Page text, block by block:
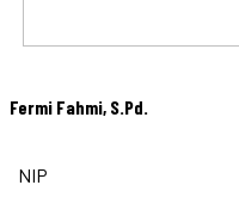
Fermi Fahmi, S.Pd.
NIP